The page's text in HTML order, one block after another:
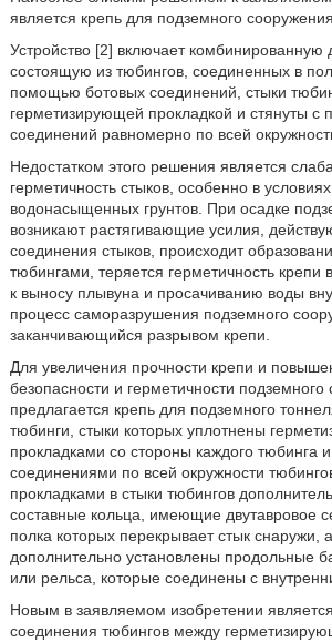
является крепь для подземного
Устройство [2] включает комбинированную
состоящую из тюбингов, соединенных в
помощью ботовых соединений, стыки
герметизирующей прокладкой и стянуты
соединений равномерно по всей
Недостатком этого решения является
герметичность стыков, особенно в
водонасыщенных грунтов. При осадке
возникают растягивающие усилия,
соединения стыков, происходит
тюбингами, теряется герметичность крепи
к выносу плывуна и просачиванию воды
процесс саморазрушения подземного
заканчивающийся разрывом крепи.
Для увеличения прочности крепи и
безопасности и герметичности подземного
предлагается крепь для подземного
тюбинги, стыки которых уплотнены
прокладками со стороны каждого тюбинга
соединениями по всей окружности
прокладками в стыки тюбингов
составные кольца, имеющие двутавровое
полка которых перекрывает стык снаружи,
дополнительно установлены продольные
или рельса, которые соединены с
Новым в заявляемом изобретении
соединения тюбингов между